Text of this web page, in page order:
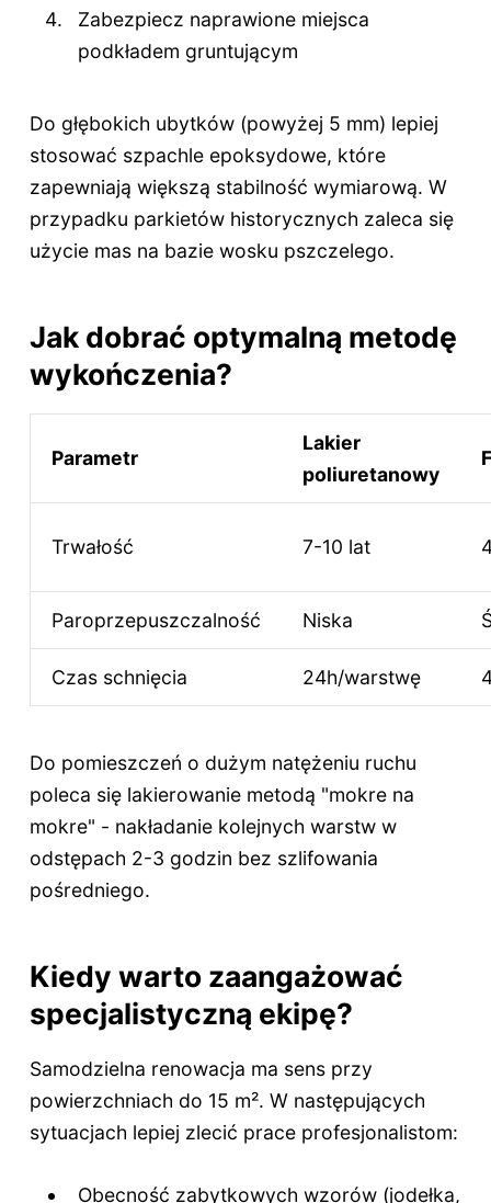
Zabezpiecz naprawione miejsca
podkładem gruntującym
Do głębokich ubytków (powyżej 5 mm) lepiej
stosować szpachle epoksydowe, które
zapewniają większą stabilność wymiarową. W
przypadku parkietów historycznych zaleca się
użycie mas na bazie wosku pszczelego.
Jak dobrać optymalną metodę
wykończenia?
Parametr
Lakier
poliuretanowy
Trwałość 7-10 lat
Paroprzepuszczalność Niska
Czas schnięcia 24h/warstwę
Do pomieszczeń o dużym natężeniu ruchu
poleca się lakierowanie metodą "mokre na
mokre" - nakładanie kolejnych warstw w
odstępach 2-3 godzin bez szlifowania
pośredniego.
Kiedy warto zaangażować
specjalistyczną ekipę?
Samodzielna renowacja ma sens przy
powierzchniach do 15 m². W następujących
sytuacjach lepiej zlecić prace profesjonalistom:
Obecność zabytkowych wzorów (jodełka,